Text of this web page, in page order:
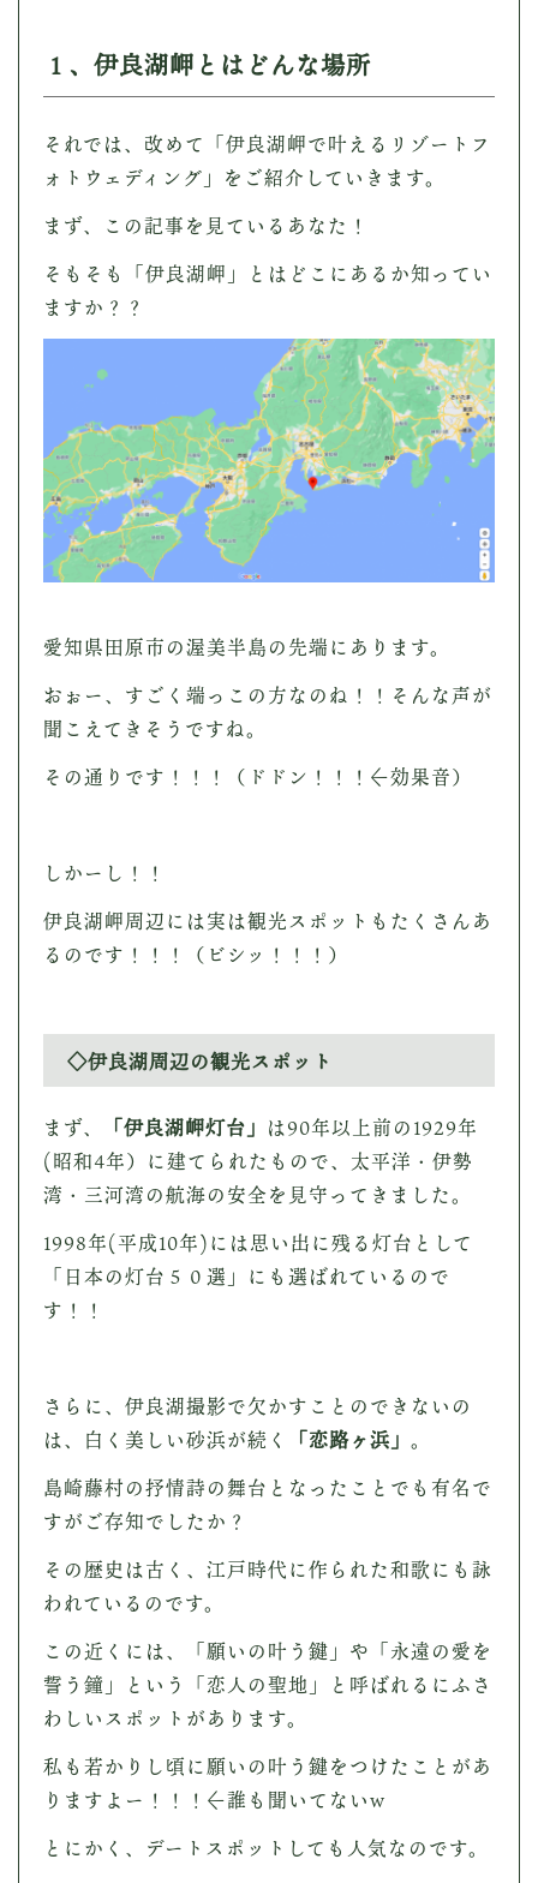
１、伊良湖岬とはどんな場所
それでは、改めて「伊良湖岬で叶えるリゾートフ
ォトウェディング」をご紹介していきます。
まず、この記事を見ているあなた！
そもそも「伊良湖岬」とはどこにあるか知ってい
ますか？？
愛知県田原市の渥美半島の先端にあります。
おぉー、すごく端っこの方なのね！！そんな声が
聞こえてきそうですね。
その通りです！！！（ドドン！！！←効果音）
しかーし！！
伊良湖岬周辺には実は観光スポットもたくさんあ
るのです！！！（ビシッ！！！）
◇伊良湖周辺の観光スポット
まず、 「伊良湖岬灯台」 は90年以上前の1929年
(昭和4年）に建てられたもので、太平洋・伊勢
湾・三河湾の航海の安全を見守ってきました。
1998年(平成10年)には思い出に残る灯台として
「日本の灯台５０選」にも選ばれているので
す！！
さらに、伊良湖撮影で欠かすことのできないの
は、白く美しい砂浜が続く
「恋路ヶ浜」 。
島崎藤村の抒情詩の舞台となったことでも有名で
すがご存知でしたか？
その歴史は古く、江戸時代に作られた和歌にも詠
われているのです。
この近くには、「願いの叶う鍵」や「永遠の愛を
誓う鐘」という「恋人の聖地」と呼ばれるにふさ
わしいスポットがあります。
私も若かりし頃に願いの叶う鍵をつけたことがあ
りますよー！！！←誰も聞いてないw
とにかく、デートスポットしても人気なのです。